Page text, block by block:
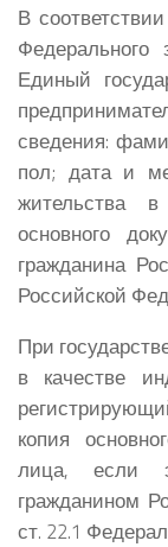
В
Единый
сведения:
пол; дата и
жительства
основного
гражданина
Российской
При
в качестве
копия
лица, если
гражданином
ст. 22.1